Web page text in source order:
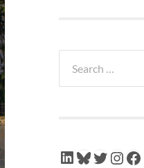
for:
LinkedIn
Bluesky
Twitter